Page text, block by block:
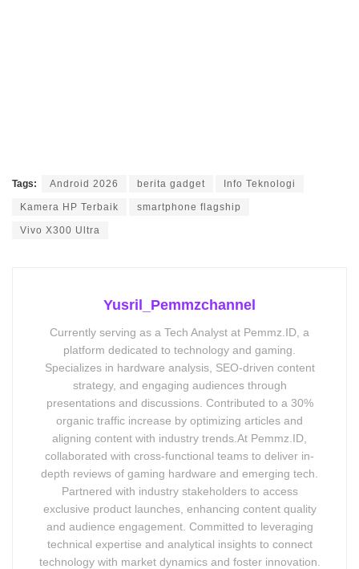
Tags: Android 2026 berita gadget Info Teknologi
Kamera HP Terbaik smartphone flagship
Vivo X300 Ultra
Yusril_Pemmzchannel
Currently serving as a Tech Analyst at Pemmz.ID, a
platform dedicated to technology and gaming.
Specializes in hardware analysis, SEO-driven content
strategy, and engaging audiences through
presentations and discussions. Contributed to a 30%
organic traffic increase by optimizing articles and
aligning content with industry trends.At Pemmz.ID,
collaborated with cross-functional teams to deliver in-
depth reviews of gaming hardware and emerging tech.
Partnered with industry stakeholders to access
exclusive product launches, enhancing content quality
and audience engagement. Committed to leveraging
technical expertise and analytical insights to connect
technology with market dynamics and foster innovation.